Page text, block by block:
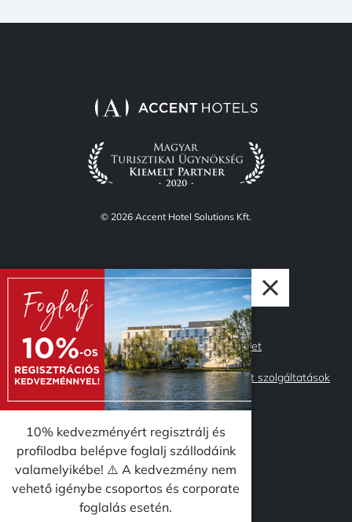
© 2026 Accent Hotel Solutions Kft.
TUDJ MEG TÖBBET RÓLUNK
Rólunk
Adatvédelem
Miért az Accent?
LÉGY RÉSZE AZ
ACCENTNEK
Accent Market
Management szolgáltatások
Csapatunk
Karrier
KÖVESS MINKET
10% kedvezményért regisztrálj és
profilodba belépve foglalj szállodáink
valamelyikébe! ⚠️ A kedvezmény nem
vehető igénybe csoportos és corporate
foglalás esetén.